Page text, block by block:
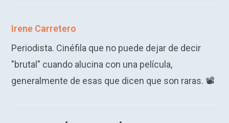
s
A
p
p
gr
a
m
n
o
o
k
n
k
Irene Carretero
Periodista. Cinéfila que no puede dejar de decir
"brutal" cuando alucina con una película,
generalmente de esas que dicen que son raras. 📽️​